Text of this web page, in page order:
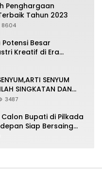
Penghargaan
Tahun 2023
8604
Besar
Kreatif di Era
SENYUM
SINGKATAN DAN
3487
Bupati di Pilkada
Siap Bersaing